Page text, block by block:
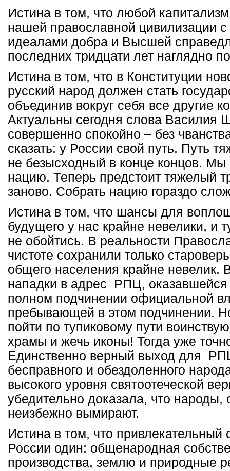
Истина в том, что любой
нашей православной цивилизации с
идеалами добра и Высшей
последних тридцати лет наглядно
Истина в том, что в Конституции
русский народ должен стать
объединив вокруг себя все другие
Актуальны сегодня слова Василия
совершенно спокойно – без
сказать: у России свой путь. Путь
не безысходный в конце концов. Мы
нацию. Теперь предстоит тяжелый
заново. Собрать нацию гораздо
Истина в том, что шансы для
будущего у нас крайне невелики, и
не обойтись. В реальности
чистоте сохранили только
общего населения крайне невелик.
нападки в адрес РПЦ,
полном подчинении официальной
пребывающей в этом подчинении.
пойти по тупиковому пути
храмы и жечь иконы! Тогда уже
Единственно верный выход для
бесправного и обездоленного
высокого уровня святоотеческой
убедительно доказала, что народы,
неизбежно вымирают.
Истина в том, что привлекательный
России один: общенародная
производства, землю и природные